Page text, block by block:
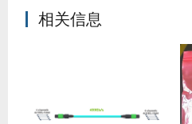
相关信息